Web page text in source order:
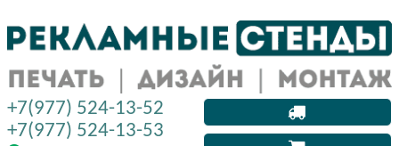
+7(977) 524-13-52
+7(977) 524-13-53